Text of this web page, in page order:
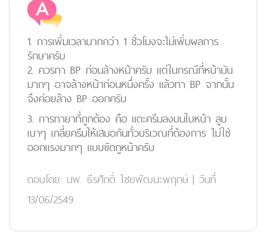
1. การเพิ่มเวลามากกว่า 1 ชั่วโมงจะไม่เพิ่มผลการ
รักษาครับ
2. ควรทา BP ก่อนล้างหน้าครับ แต่ในกรณีที่หน้ามัน
มากๆ อาจล้างหน้าก่อนหนึ่งครั้ง แล้วทา BP จากนั้น
จึงค่อยล้าง BP ออกครับ
3. การทายาที่ถูกต้อง คือ แตะครีมลงบนใบหน้า ลูบ
เบาๆ เกลี่ยครีมให้เสมอกันทั่วบริเวณที่ต้องการ ไม่ใช่
ออกแรงมากๆ แบบขัดถูหน้าครับ
ตอบโดย: นพ. ธีรศักดิ์ ไชยพัฒนะพฤกษ์ | วันที่
13/06/2549